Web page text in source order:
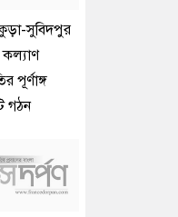
সুবিদপুর
কল্যাণ
পূর্ণাঙ্গ
গঠন